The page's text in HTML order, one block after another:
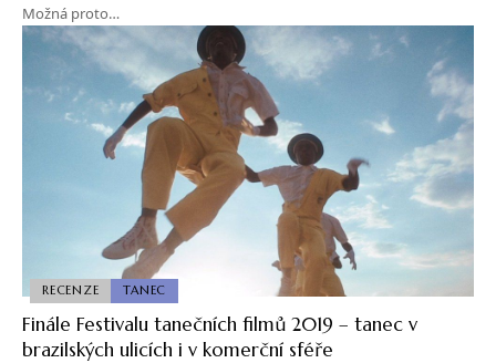
Možná proto…
RECENZE TANEC
Finále Festivalu tanečních filmů 2019 – tanec v
brazilských ulicích i v komerční sféře